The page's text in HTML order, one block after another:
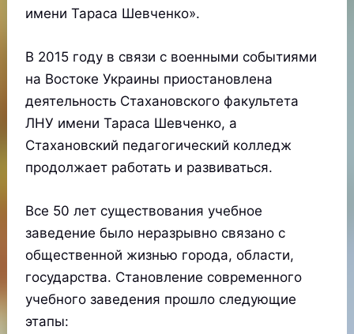
имени Тараса Шевченко».
В 2015 году в связи с военными событиями
на Востоке Украины приостановлена
деятельность Стахановского факультета
ЛНУ имени Тараса Шевченко, а
Стахановский педагогический колледж
продолжает работать и развиваться.
Все 50 лет существования учебное
заведение было неразрывно связано с
общественной жизнью города, области,
государства. Становление современного
учебного заведения прошло следующие
этапы: